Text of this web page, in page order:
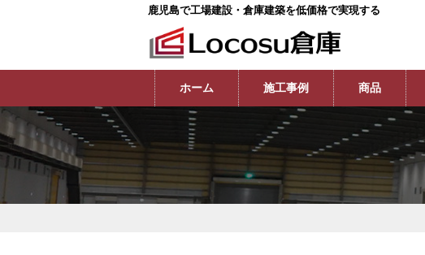
鹿児島で工場建設・倉庫建築を低価格で実現する
ホーム 施工事例 商品